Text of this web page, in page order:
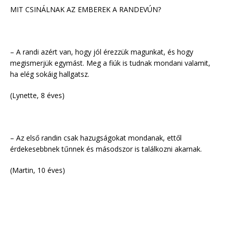
MIT CSINÁLNAK AZ EMBEREK A RANDEVÚN?
– A randi azért van, hogy jól érezzük magunkat, és hogy
megismerjük egymást. Meg a fiúk is tudnak mondani valamit,
ha elég sokáig hallgatsz.
(Lynette, 8 éves)
– Az első randin csak hazugságokat mondanak, ettől
érdekesebbnek tűnnek és másodszor is találkozni akarnak.
(Martin, 10 éves)